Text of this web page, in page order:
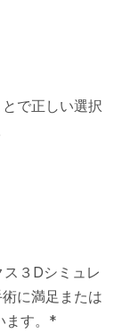
で正しい選択
３Dシミュレ
に満足または
ます。*